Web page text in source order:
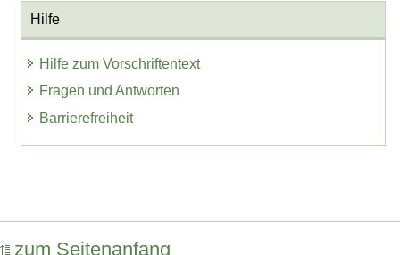
Hilfe
Hilfe zum Vorschriftentext
Fragen und Antworten
Barrierefreiheit
zum Seitenanfang